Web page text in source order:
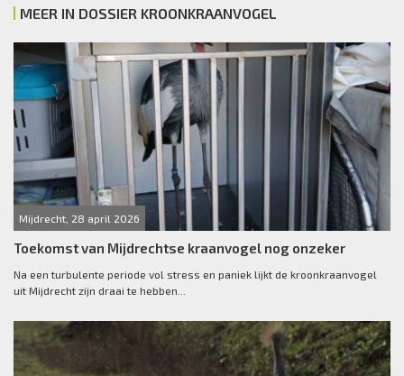
MEER IN DOSSIER KROONKRAANVOGEL
Mijdrecht, 28 april 2026
Toekomst van Mijdrechtse kraanvogel nog onzeker
Na een turbulente periode vol stress en paniek lijkt de kroonkraanvogel
uit Mijdrecht zijn draai te hebben...